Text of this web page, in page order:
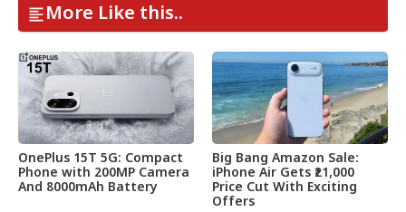
More Like this..
OnePlus 15T 5G: Compact
Phone with 200MP Camera
And 8000mAh Battery
Big Bang Amazon Sale:
iPhone Air Gets ₹21,000
Price Cut With Exciting
Offers